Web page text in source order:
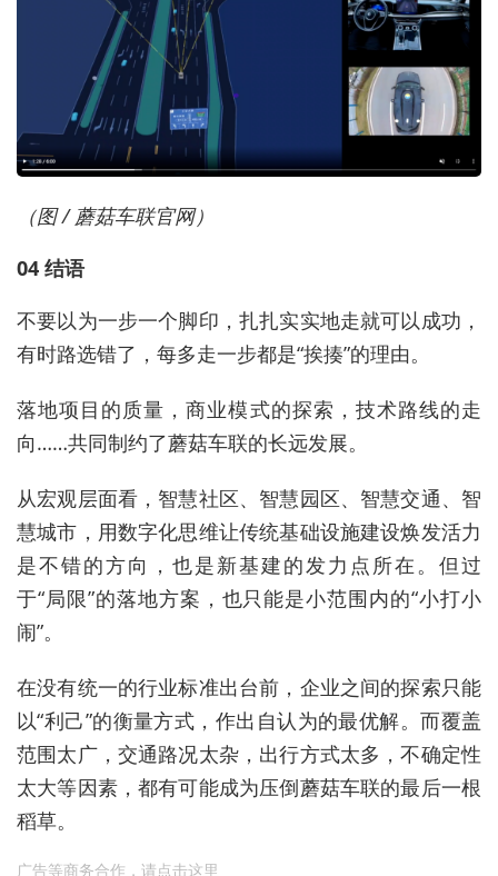
（图 / 蘑菇车联官网）
04 结语
不要以为一步一个脚印，扎扎实实地走就可以成功，
有时路选错了，每多走一步都是“挨揍”的理由。
落地项目的质量，商业模式的探索，技术路线的走
向……共同制约了蘑菇车联的长远发展。
从宏观层面看，智慧社区、智慧园区、智慧交通、智
慧城市，用数字化思维让传统基础设施建设焕发活力
是不错的方向，也是新基建的发力点所在。但过
于“局限”的落地方案，也只能是小范围内的“小打小
闹”。
在没有统一的行业标准出台前，企业之间的探索只能
以“利己”的衡量方式，作出自认为的最优解。而覆盖
范围太广，交通路况太杂，出行方式太多，不确定性
太大等因素，都有可能成为压倒蘑菇车联的最后一根
稻草。
广告等商务合作， 请点击这里